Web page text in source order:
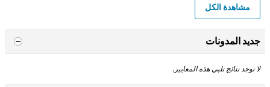
مشاهدة الكل
جديد المدونات
لا توجد نتائج تلبي هذه المعايير.